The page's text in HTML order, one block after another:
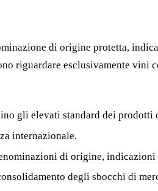
di origine protetta,
riguardare esclusivamente vini
gli elevati standard dei
internazionale.
di origine,
degli sbocchi di